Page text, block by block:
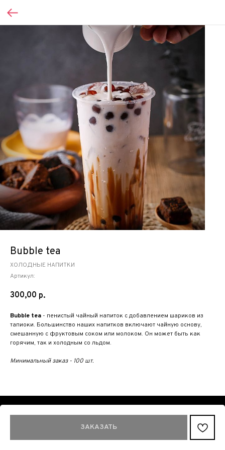
Bubble tea
ХОЛОДНЫЕ НАПИТКИ
Артикул:
300,00 р.
ЗАКАЗАТЬ
Bubble tea - пенистый чайный напиток с добавлением шариков из
тапиоки. Большинство наших напитков включают чайную основу,
смешанную с фруктовым соком или молоком. Он может быть как
горячим, так и холодным со льдом.
Минимальный заказ - 100 шт.
Made on Tilda